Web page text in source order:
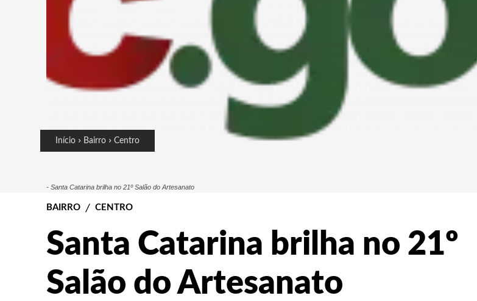
Início Bairro Centro
- Santa Catarina brilha no 21º Salão do Artesanato
BAIRRO CENTRO
Santa Catarina brilha no 21º
Salão do Artesanato